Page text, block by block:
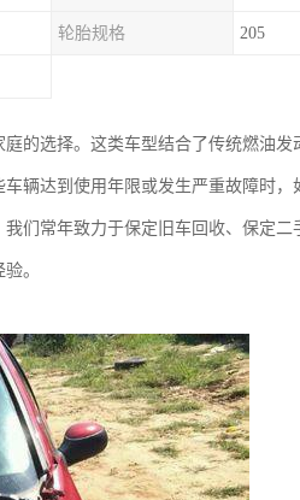
轮胎规格 205
的选择。这类车型结合了传统燃油
辆达到使用年限或发生严重故障时
们常年致力于保定旧车回收、保定
。